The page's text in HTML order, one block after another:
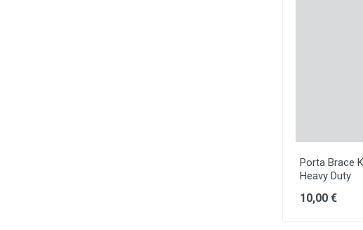
Porta Brace
Heavy Duty
10,00 €